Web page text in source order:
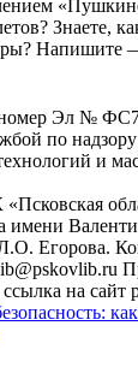
Знаете,
Напишите
Эл №
по надзору
и
имени
Егорова.
на сайт